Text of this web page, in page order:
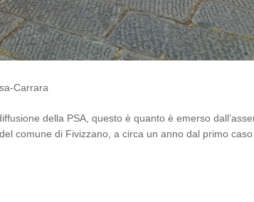
della PSA, questo è quanto è emerso
comune di Fivizzano, a circa un anno dal primo